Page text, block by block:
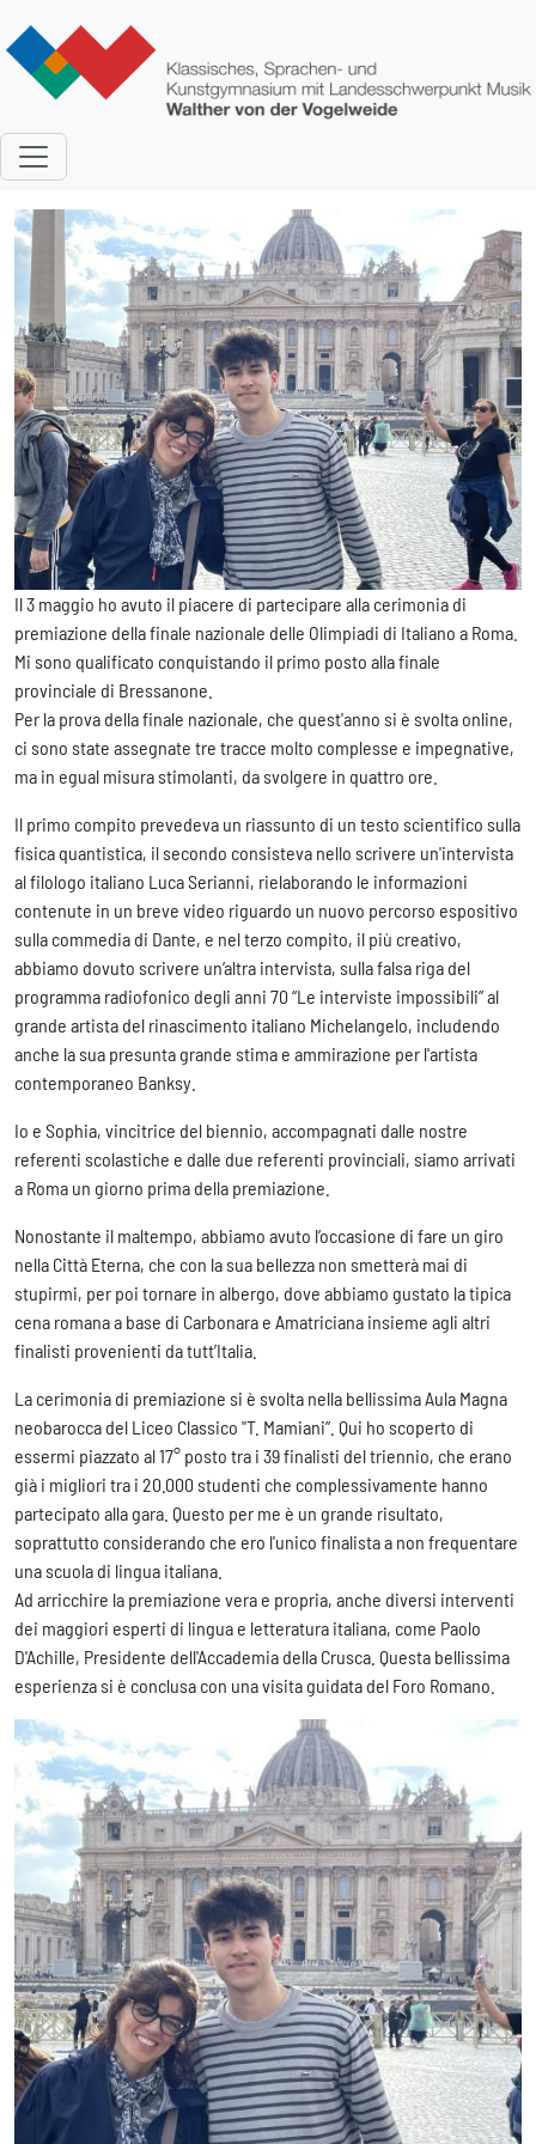
Bild
Il 3 maggio ho avuto il piacere di partecipare alla cerimonia di
premiazione della finale nazionale delle Olimpiadi di Italiano a Roma.
Mi sono qualificato conquistando il primo posto alla finale
provinciale di Bressanone.
Per la prova della finale nazionale, che quest'anno si è svolta online,
ci sono state assegnate tre tracce molto complesse e impegnative,
ma in egual misura stimolanti, da svolgere in quattro ore.
Il primo compito prevedeva un riassunto di un testo scientifico sulla
fisica quantistica, il secondo consisteva nello scrivere un'intervista
al filologo italiano Luca Serianni, rielaborando le informazioni
contenute in un breve video riguardo un nuovo percorso espositivo
sulla commedia di Dante, e nel terzo compito, il più creativo,
abbiamo dovuto scrivere un’altra intervista, sulla falsa riga del
programma radiofonico degli anni 70 “Le interviste impossibili” al
grande artista del rinascimento italiano Michelangelo, includendo
anche la sua presunta grande stima e ammirazione per l'artista
contemporaneo Banksy.
Io e Sophia, vincitrice del biennio, accompagnati dalle nostre
referenti scolastiche e dalle due referenti provinciali, siamo arrivati
a Roma un giorno prima della premiazione.
Nonostante il maltempo, abbiamo avuto l’occasione di fare un giro
nella Città Eterna, che con la sua bellezza non smetterà mai di
stupirmi, per poi tornare in albergo, dove abbiamo gustato la tipica
cena romana a base di Carbonara e Amatriciana insieme agli altri
finalisti provenienti da tutt’Italia.
La cerimonia di premiazione si è svolta nella bellissima Aula Magna
neobarocca del Liceo Classico "T. Mamiani”. Qui ho scoperto di
essermi piazzato al 17° posto tra i 39 finalisti del triennio, che erano
già i migliori tra i 20.000 studenti che complessivamente hanno
partecipato alla gara. Questo per me è un grande risultato,
soprattutto considerando che ero l'unico finalista a non frequentare
una scuola di lingua italiana.
Ad arricchire la premiazione vera e propria, anche diversi interventi
dei maggiori esperti di lingua e letteratura italiana, come Paolo
D'Achille, Presidente dell'Accademia della Crusca. Questa bellissima
esperienza si è conclusa con una visita guidata del Foro Romano.